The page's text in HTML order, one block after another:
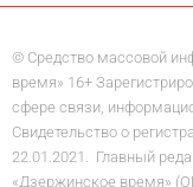
© Средство массовой
время» 16+
сфере связи,
Свидетельство о
22.01.2021. Главный
«Дзержинское время»